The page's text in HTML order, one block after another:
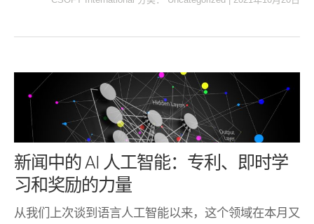
新闻中的 AI 人工智能：专利、即时学
习和奖励的力量
从我们上次谈到语言人工智能以来，这个领域在本月又